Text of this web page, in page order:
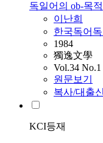
독일어의 ob-목
이난희
한국독어
1984
獨逸文學
Vol.34 No.1
원문보기
복사/대출
KCI등재